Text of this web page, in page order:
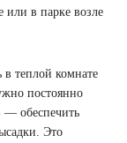
или в парке возле
в теплой комнате
постоянно
— обеспечить
Это